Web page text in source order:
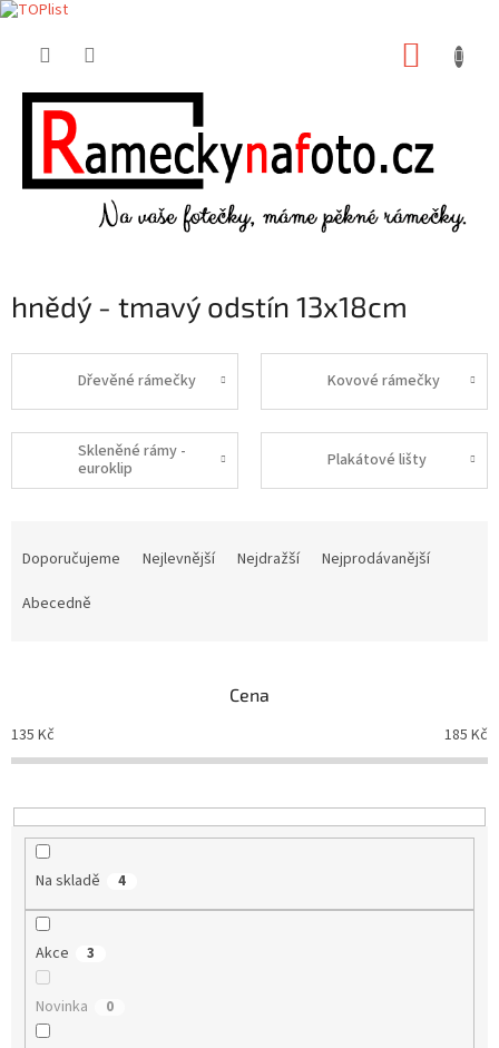
hnědý - tmavý odstín 13x18cm
Dřevěné rámečky Kovové rámečky
Skleněné rámy -
euroklip
Plakátové lišty
o
d
k
t
Doporučujeme Nejlevnější Nejdražší
Nejprodávanější
Abecedně
Cena
135 Kč 185 Kč
Na skladě 4
Akce 3
Novinka 0